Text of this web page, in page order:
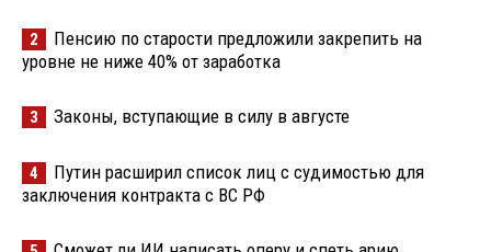
2
Пенсию по старости предложили закрепить на
уровне не ниже 40% от заработка
3 Законы, вступающие в силу в августе
4
Путин расширил список лиц с судимостью для
заключения контракта с ВС РФ